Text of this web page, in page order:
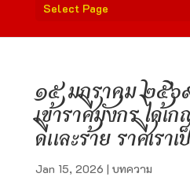
Select Page
๑๕ มกราคม ๒๕๖
เข้าราศีมังกร ได้
ดีและร้าย ราศีเรา
Jan 15, 2026 | บทความ